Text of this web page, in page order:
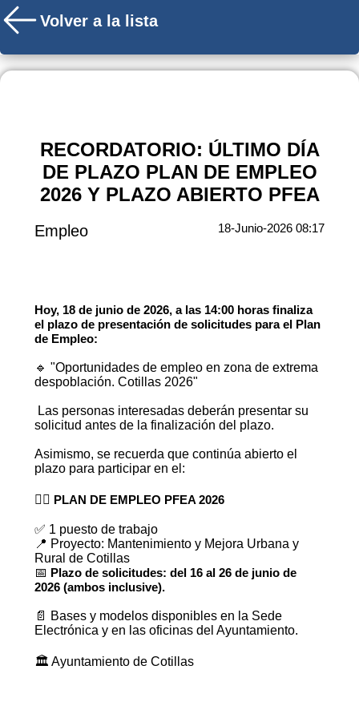
Volver a la lista
RECORDATORIO: ÚLTIMO DÍA
DE PLAZO PLAN DE EMPLEO
2026 Y PLAZO ABIERTO PFEA
Empleo 18-Junio-2026 08:17
Hoy, 18 de junio de 2026, a las 14:00 horas finaliza
el plazo de presentación de solicitudes para el Plan
de Empleo:
🔹 "Oportunidades de empleo en zona de extrema
despoblación. Cotillas 2026"
Las personas interesadas deberán presentar su
solicitud antes de la finalización del plazo.
Asimismo, se recuerda que continúa abierto el
plazo para participar en el:
👷‍♂️ PLAN DE EMPLEO PFEA 2026
✅ 1 puesto de trabajo
📍 Proyecto: Mantenimiento y Mejora Urbana y
Rural de Cotillas
📅 Plazo de solicitudes: del 16 al 26 de junio de
2026 (ambos inclusive).
📄 Bases y modelos disponibles en la Sede
Electrónica y en las oficinas del Ayuntamiento.
🏛️ Ayuntamiento de Cotillas